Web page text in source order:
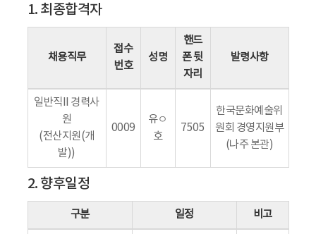
1. 최종합격자
채용직무
접수
번호
성명
핸드
폰 뒷
자리
발령사항
일반직II 경력사
원
(전산지원(개
발))
0009
유ㅇ
호
7505
한국문화예술위
원회 경영지원부
(나주 본관)
2. 향후일정
구분 일정 비고